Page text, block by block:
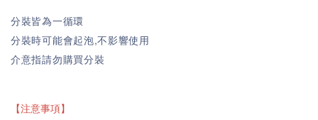
分裝皆為一循環
分裝時可能會起泡,不影響使用
介意指請勿購買分裝
【注意事項】